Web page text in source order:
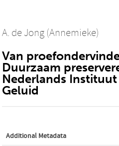
A. de Jong (Annemieke)
Van
Duurzaam
Nederlands
Geluid
Additional Metadata